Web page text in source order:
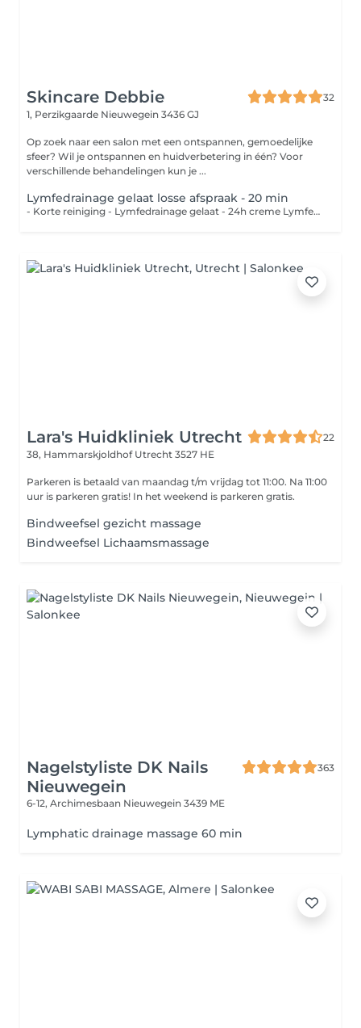
Skincare Debbie
32
1, Perzikgaarde Nieuwegein 3436 GJ
Op zoek naar een salon met een ontspannen, gemoedelijke
sfeer? Wil je ontspannen en huidverbetering in één? Voor
verschillende behandelingen kun je ...
Lymfedrainage gelaat losse afspraak - 20 min
- Korte reiniging - Lymfedrainage gelaat - 24h creme Lymfedrainage werkt drainerend voor vochtophopingen in het gelaat. Na een ooglidcorrectie kan een aantal keer lymfedrainage zeker verschil maken.
Lara's Huidkliniek Utrecht
22
38, Hammarskjoldhof Utrecht 3527 HE
Parkeren is betaald van maandag t/m vrijdag tot 11:00. Na 11:00
uur is parkeren gratis! In het weekend is parkeren gratis.
Bindweefsel gezicht massage
Bindweefsel Lichaamsmassage
Nagelstyliste DK Nails
Nieuwegein
363
6-12, Archimesbaan Nieuwegein 3439 ME
Lymphatic drainage massage 60 min